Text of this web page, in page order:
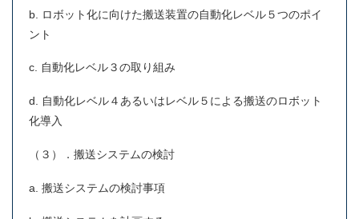
b. ロボット化に向けた搬送装置の自動化レベル５つのポイ
ント
c. 自動化レベル３の取り組み
d. 自動化レベル４あるいはレベル５による搬送のロボット
化導入
（３）．搬送システムの検討
a. 搬送システムの検討事項